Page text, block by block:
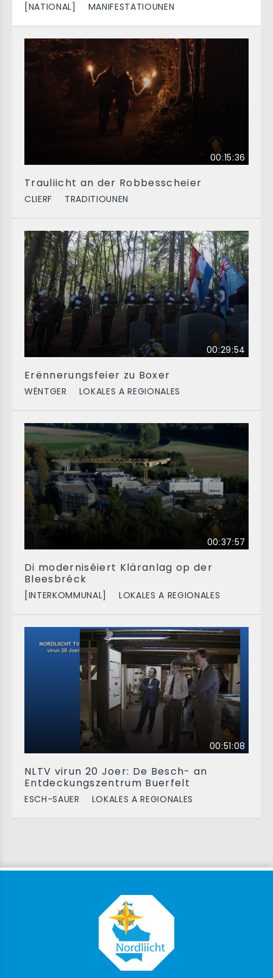
[NATIONAL] MANIFESTATIOUNEN
00:15:36
Trauliicht an der Robbesscheier
CLIERF TRADITIOUNEN
00:29:54
Erënnerungsfeier zu Boxer
WËNTGER LOKALES A REGIONALES
00:37:57
Di moderniséiert Kläranlag op der
Bleesbréck
[INTERKOMMUNAL] LOKALES A REGIONALES
00:51:08
NLTV virun 20 Joer: De Besch- an
Entdeckungszentrum Buerfelt
ESCH-SAUER LOKALES A REGIONALES